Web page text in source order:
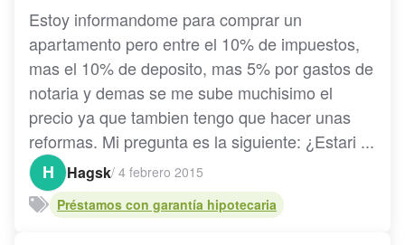
Estoy informandome para comprar un
apartamento pero entre el 10% de impuestos,
mas el 10% de deposito, mas 5% por gastos de
notaria y demas se me sube muchisimo el
precio ya que tambien tengo que hacer unas
reformas. Mi pregunta es la siguiente: ¿Estari ...
H
Hagsk/ 4 febrero 2015
Préstamos con garantía hipotecaria